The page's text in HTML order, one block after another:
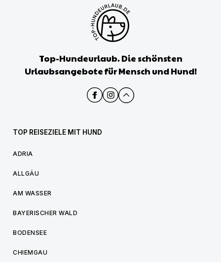
Top-Hundeurlaub. Die schönsten
Urlaubsangebote für Mensch und Hund!
TOP REISEZIELE MIT HUND
ADRIA
ALLGÄU
AM WASSER
BAYERISCHER WALD
BODENSEE
CHIEMGAU